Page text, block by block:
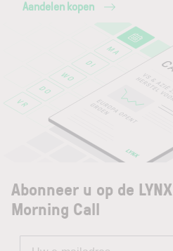
Aandelen kopen
Abonneer u op de LYNX
Morning Call